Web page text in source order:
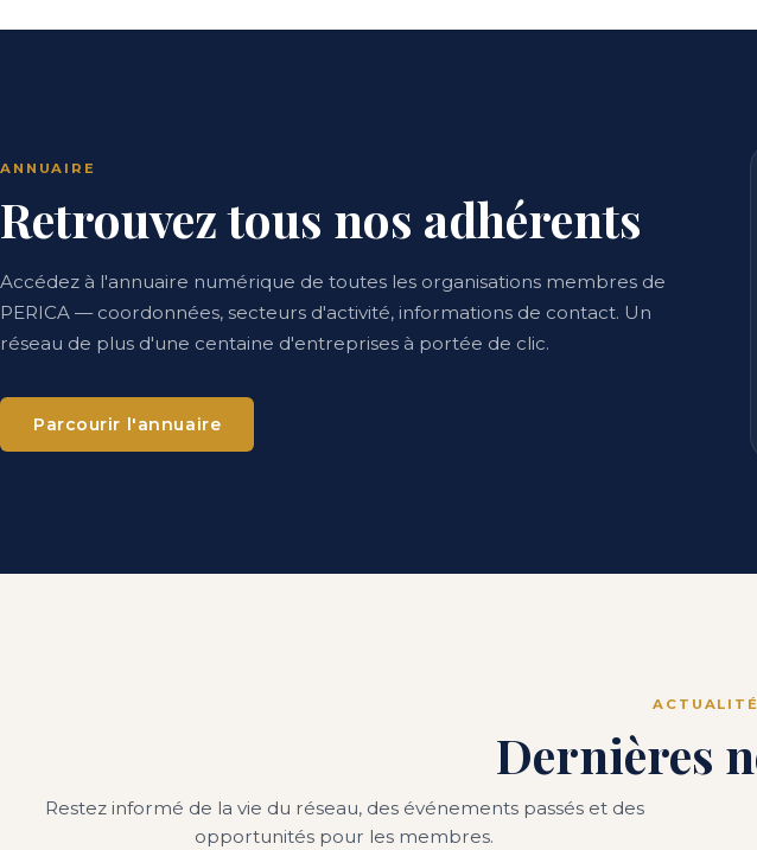
ANNUAIRE
Retrouvez tous nos adhérents
Accédez à l'annuaire numérique de toutes les organisations membres de
PERICA — coordonnées, secteurs d'activité, informations de contact. Un
réseau de plus d'une centaine d'entreprises à portée de clic.
Parcourir l'annuaire
Dernières
Restez informé de la vie du réseau, des événements passés et des
opportunités pour les membres.